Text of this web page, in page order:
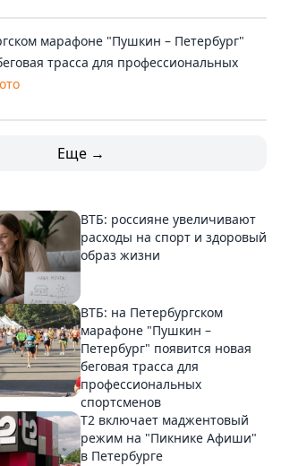
марафоне "Пушкин – Петербург"
трасса для профессиональных
Еще →
ВТБ: россияне увеличивают
расходы на спорт и здоровый
образ жизни
ВТБ: на Петербургском
марафоне "Пушкин –
Петербург" появится новая
беговая трасса для
профессиональных
спортсменов
Т2 включает маджентовый
режим на "Пикнике Афиши"
в Петербурге